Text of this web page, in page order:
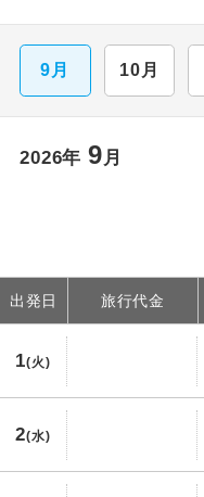
9月 10月
2026年 9月
出発日 旅行代金
1(火)
2(水)